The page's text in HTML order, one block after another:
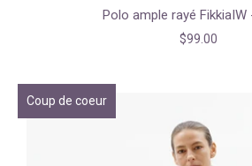
Polo ample rayé FikkiaIW
$99.00
Coup de coeur